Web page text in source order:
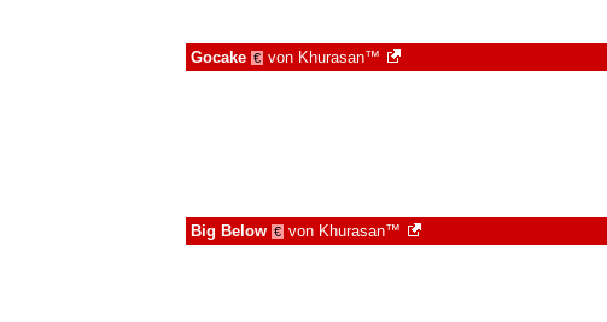
Gocake € von Khurasan™
Big Below € von Khurasan™